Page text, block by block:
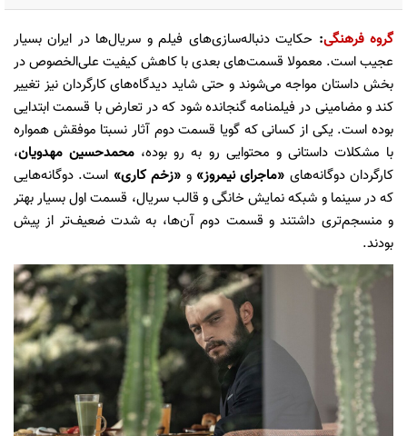
گروه فرهنگی: حکایت دنباله‌سازی‌های فیلم و سریال‌ها در ایران بسیار
عجیب است. معمولا قسمت‌های بعدی با کاهش کیفیت علی‌الخصوص در
بخش داستان مواجه می‌شوند و حتی شاید دیدگاه‌های کارگردان نیز تغییر
کند و مضامینی در فیلمنامه گنجانده شود که در تعارض با قسمت ابتدایی
بوده است. یکی از کسانی که گویا قسمت دوم آثار نسبتا موفقش همواره
با مشکلات داستانی و محتوایی رو به رو بوده، محمدحسین مهدویان،
کارگردان دوگانه‌های «ماجرای نیمروز» و «زخم کاری» است. دوگانه‌هایی
که در سینما و شبکه نمایش خانگی و قالب سریال، قسمت اول بسیار بهتر
و منسجم‌تری داشتند و قسمت دوم آن‌ها، به شدت ضعیف‌تر از پیش
بودند.